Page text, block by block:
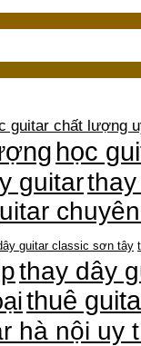
guitar chất lượng
học
guitar
guitar classic sơn tây
thay dây
thuê
hà nội uy